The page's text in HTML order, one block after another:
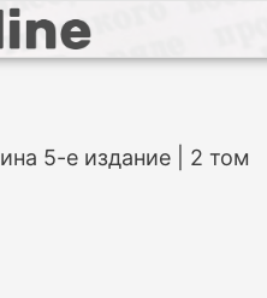
5-е издание | 2 том